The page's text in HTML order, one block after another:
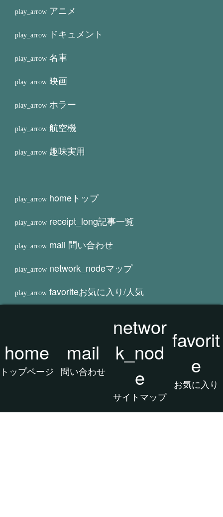
home
トップページ
mail
問い合わせ
networ
k_nod
e
サイトマップ
favorit
e
お気に入り
アニメ
ドキュメント
名車
映画
ホラー
航空機
趣味実用
home トップ
receipt_long記事一覧
mail 問い合わせ
network_nodeマップ
favoriteお気に入り/人気